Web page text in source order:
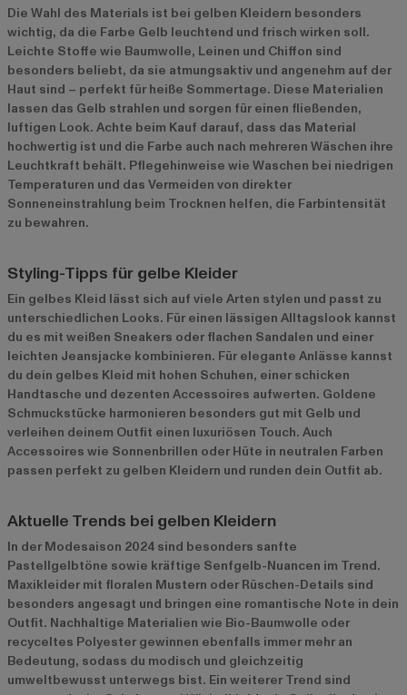
Die Wahl des Materials ist bei gelben Kleidern besonders
wichtig, da die Farbe Gelb leuchtend und frisch wirken soll.
Leichte Stoffe wie Baumwolle, Leinen und Chiffon sind
besonders beliebt, da sie atmungsaktiv und angenehm auf der
Haut sind – perfekt für heiße Sommertage. Diese Materialien
lassen das Gelb strahlen und sorgen für einen fließenden,
luftigen Look. Achte beim Kauf darauf, dass das Material
hochwertig ist und die Farbe auch nach mehreren Wäschen ihre
Leuchtkraft behält. Pflegehinweise wie Waschen bei niedrigen
Temperaturen und das Vermeiden von direkter
Sonneneinstrahlung beim Trocknen helfen, die Farbintensität
zu bewahren.
Styling-Tipps für gelbe Kleider
Ein gelbes Kleid lässt sich auf viele Arten stylen und passt zu
unterschiedlichen Looks. Für einen lässigen Alltagslook kannst
du es mit weißen Sneakers oder flachen Sandalen und einer
leichten Jeansjacke kombinieren. Für elegante Anlässe kannst
du dein gelbes Kleid mit hohen Schuhen, einer schicken
Handtasche und dezenten Accessoires aufwerten. Goldene
Schmuckstücke harmonieren besonders gut mit Gelb und
verleihen deinem Outfit einen luxuriösen Touch. Auch
Accessoires wie Sonnenbrillen oder Hüte in neutralen Farben
passen perfekt zu gelben Kleidern und runden dein Outfit ab.
Aktuelle Trends bei gelben Kleidern
In der Modesaison 2024 sind besonders sanfte
Pastellgelbtöne sowie kräftige Senfgelb-Nuancen im Trend.
Maxikleider mit floralen Mustern oder Rüschen-Details sind
besonders angesagt und bringen eine romantische Note in dein
Outfit. Nachhaltige Materialien wie Bio-Baumwolle oder
recyceltes Polyester gewinnen ebenfalls immer mehr an
Bedeutung, sodass du modisch und gleichzeitig
umweltbewusst unterwegs bist. Ein weiterer Trend sind